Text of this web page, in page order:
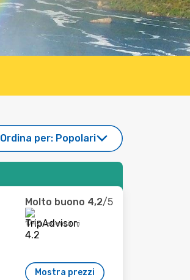
Ordina per: Popolari
Molto buono 4,2/5
1743 recensioni
Mostra prezzi